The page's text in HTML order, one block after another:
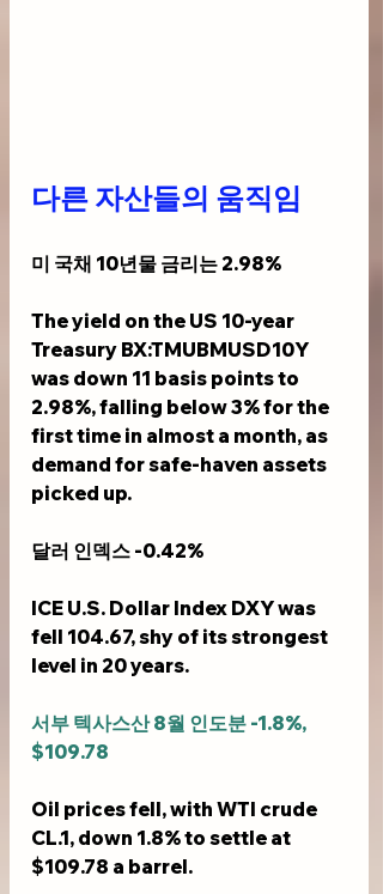
다른 자산들의 움직임
미 국채 10년물 금리는 2.98%
The yield on the US 10-year
Treasury BX:TMUBMUSD10Y
was down 11 basis points to
2.98%, falling below 3% for the
first time in almost a month, as
demand for safe-haven assets
picked up.
달러 인덱스 -0.42%
ICE U.S. Dollar Index DXY was
fell 104.67, shy of its strongest
level in 20 years.
서부 텍사스산 8월 인도분 -1.8%,
$109.78
Oil prices fell, with WTI crude
CL.1, down 1.8% to settle at
$109.78 a barrel.